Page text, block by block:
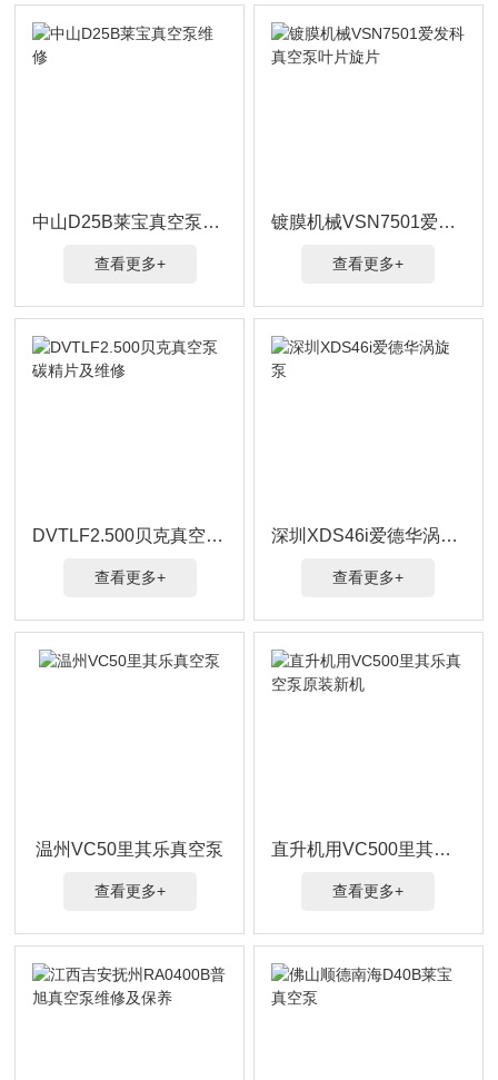
中山D25B莱宝真空泵维修
查看更多+
镀膜机械VSN7501爱发科真空泵叶片旋片
查看更多+
DVTLF2.500贝克真空泵碳精片及维修
查看更多+
深圳XDS46i爱德华涡旋泵
查看更多+
温州VC50里其乐真空泵
查看更多+
直升机用VC500里其乐真空泵原装新机
查看更多+